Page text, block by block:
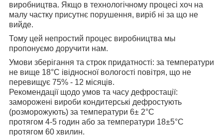
виробництва. Якщо в технологічному процесі хоч на
малу частку присутнє порушення, виріб ні за що не
вийде.
Тому цей непростий процес виробництва мы
пропонуємо доручити нам.
Умови зберігання та строк придатності: за температури
не вище 18°С івідносної вологості повітря, що не
перевищує 75% - 12 місяців.
Рекомендації щодо умов та часу дефростації:
заморожені вироби кондитерські дефростують
(розморожують) за температури 6± 2°С
протягом 4-5 годин або за температури 18±5°С
протягом 60 хвилин.